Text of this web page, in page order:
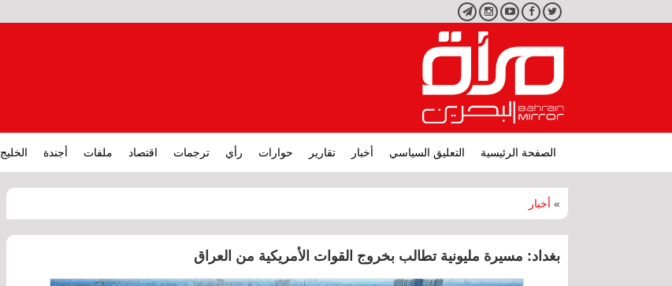
تويتر فيسبوكيوتيوبانستجرامتليجرام
الصفحة الرئيسية التعليق السياسي أخبار تقارير حوارات رأي ترجمات اقتصاد ملفات أجندة الخليج
» أخبار
بغداد: مسيرة مليونية تطالب بخروج القوات الأمريكية من العراق